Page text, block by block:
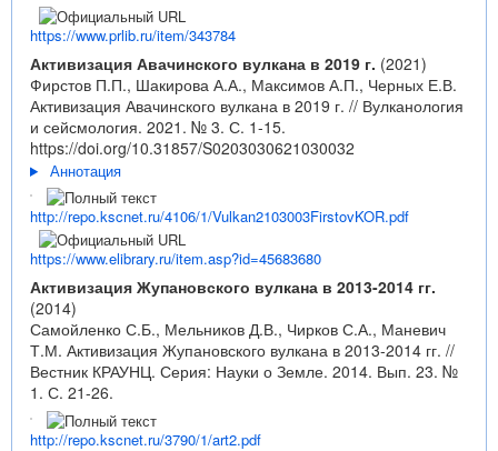
https://www.prlib.ru/item/343784
Активизация Авачинского вулкана в 2019 г. (2021)
Фирстов П.П., Шакирова А.А., Максимов А.П., Черных Е.В.
Активизация Авачинского вулкана в 2019 г. // Вулканология
и сейсмология. 2021. № 3. С. 1-15.
https://doi.org/10.31857/S0203030621030032
Аннотация
http://repo.kscnet.ru/4106/1/Vulkan2103003FirstovKOR.pdf
https://www.elibrary.ru/item.asp?id=45683680
Активизация Жупановского вулкана в 2013-2014 гг.
(2014)
Самойленко С.Б., Мельников Д.В., Чирков С.А., Маневич
Т.М. Активизация Жупановского вулкана в 2013-2014 гг. //
Вестник КРАУНЦ. Серия: Науки о Земле. 2014. Вып. 23. №
1. С. 21-26.
http://repo.kscnet.ru/3790/1/art2.pdf